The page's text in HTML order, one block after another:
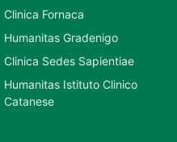
Clinica Fornaca
Humanitas Gradenigo
Clinica Sedes Sapientiae
Humanitas Istituto Clinico
Catanese